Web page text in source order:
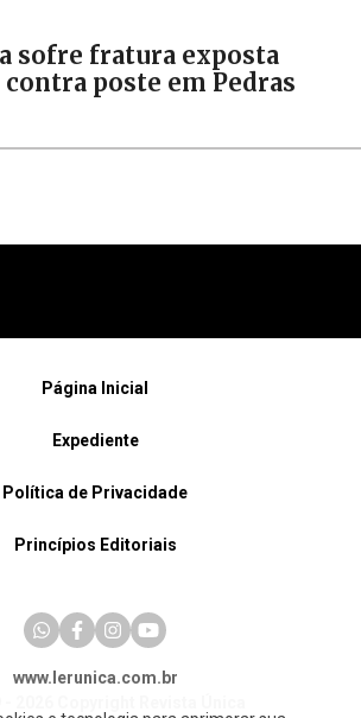
sofre fratura exposta
poste em Pedras
Página Inicial
Expediente
Política de Privacidade
Princípios Editoriais
www.lerunica.com.br